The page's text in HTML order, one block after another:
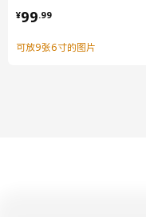
¥99.99
¥ 99.99
可放9张6寸的图片